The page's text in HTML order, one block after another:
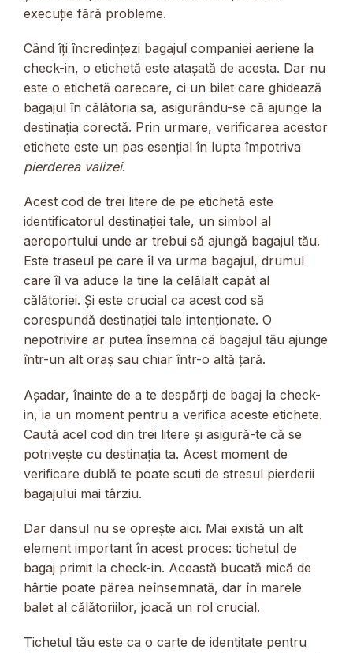
execuție fără probleme.
Când îți încredințezi bagajul companiei aeriene la
check-in, o etichetă este atașată de acesta. Dar nu
este o etichetă oarecare, ci un bilet care ghidează
bagajul în călătoria sa, asigurându-se că ajunge la
destinația corectă. Prin urmare, verificarea acestor
etichete este un pas esențial în lupta împotriva
pierderea valizei.
Acest cod de trei litere de pe etichetă este
identificatorul destinației tale, un simbol al
aeroportului unde ar trebui să ajungă bagajul tău.
Este traseul pe care îl va urma bagajul, drumul
care îl va aduce la tine la celălalt capăt al
călătoriei. Și este crucial ca acest cod să
corespundă destinației tale intenționate. O
nepotrivire ar putea însemna că bagajul tău ajunge
într-un alt oraș sau chiar într-o altă țară.
Așadar, înainte de a te despărți de bagaj la check-
in, ia un moment pentru a verifica aceste etichete.
Caută acel cod din trei litere și asigură-te că se
potrivește cu destinația ta. Acest moment de
verificare dublă te poate scuti de stresul pierderii
bagajului mai târziu.
Dar dansul nu se oprește aici. Mai există un alt
element important în acest proces: tichetul de
bagaj primit la check-in. Această bucată mică de
hârtie poate părea neînsemnată, dar în marele
balet al călătoriilor, joacă un rol crucial.
Tichetul tău este ca o carte de identitate pentru